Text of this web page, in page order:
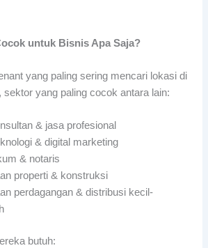
untuk Bisnis Apa Saja?
yang paling sering mencari lokasi di
sektor yang paling cocok antara lain:
& jasa profesional
& digital marketing
& notaris
properti & konstruksi
perdagangan & distribusi kecil-
butuh: